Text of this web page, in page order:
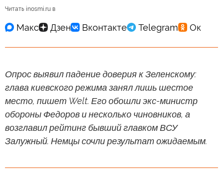
Читать inosmi.ru в
Опрос выявил падение доверия к Зеленскому:
глава киевского режима занял лишь шестое
место, пишет Welt. Его обошли экс-министр
обороны Федоров и несколько чиновников, а
возглавил рейтинг бывший главком ВСУ
Залужный. Немцы сочли результат ожидаемым.